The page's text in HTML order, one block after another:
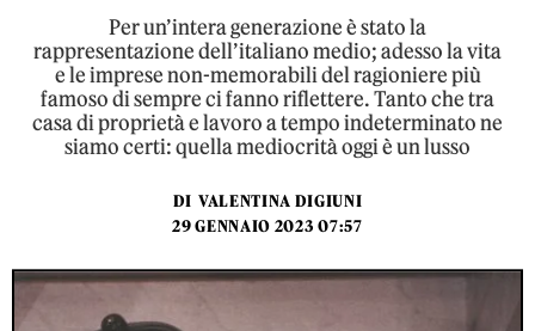
Per un’intera generazione è stato la
rappresentazione dell’italiano medio; adesso la vita
e le imprese non-memorabili del ragioniere più
famoso di sempre ci fanno riflettere. Tanto che tra
casa di proprietà e lavoro a tempo indeterminato ne
siamo certi: quella mediocrità oggi è un lusso
DI VALENTINA DIGIUNI
29 GENNAIO 2023 07:57